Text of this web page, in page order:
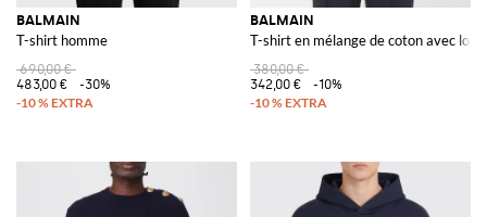
BALMAIN
T-shirt homme
690,00 €
483,00 €
-30%
BALMAIN
T-shirt en mélange de coton avec logo
380,00 €
342,00 €
-10%